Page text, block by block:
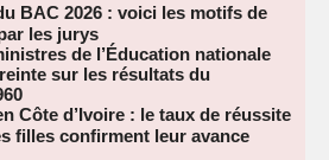
BAC 2026 : voici les motifs de
les jurys
de l’Éducation nationale
sur les résultats du
Côte d’Ivoire : le taux de réussite
filles confirment leur avance